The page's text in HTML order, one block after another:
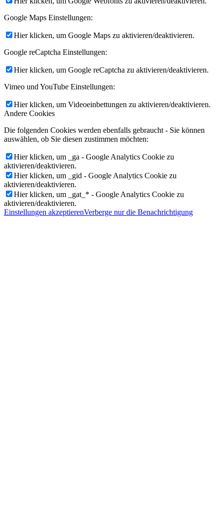
Google Maps Einstellungen:
Hier klicken, um Google Maps zu aktivieren/deaktivieren.
Google reCaptcha Einstellungen:
Hier klicken, um Google reCaptcha zu aktivieren/deaktivieren.
Vimeo und YouTube Einstellungen:
Hier klicken, um Videoeinbettungen zu aktivieren/deaktivieren.
Andere Cookies
Die folgenden Cookies werden ebenfalls gebraucht - Sie können
auswählen, ob Sie diesen zustimmen möchten:
Hier klicken, um _ga - Google Analytics Cookie zu
aktivieren/deaktivieren.
Hier klicken, um _gid - Google Analytics Cookie zu
aktivieren/deaktivieren.
Hier klicken, um _gat_* - Google Analytics Cookie zu
aktivieren/deaktivieren.
Einstellungen akzeptierenVerberge nur die Benachrichtigung